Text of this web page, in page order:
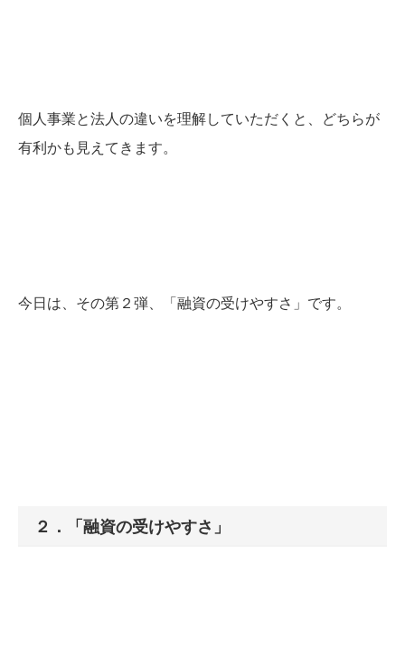
個人事業と法人の違いを理解していただくと、どちらが
有利かも見えてきます。
今日は、その第２弾、「融資の受けやすさ」です。
２．「融資の受けやすさ」